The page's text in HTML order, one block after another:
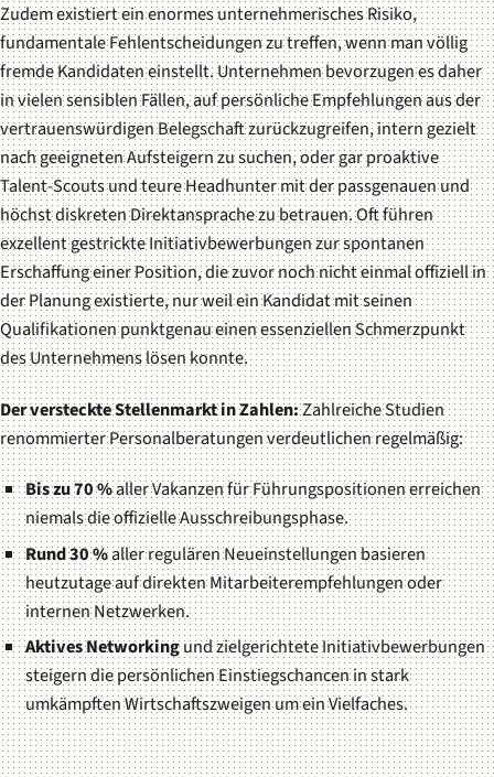
Zudem existiert ein enormes unternehmerisches Risiko,
fundamentale Fehlentscheidungen zu treffen, wenn man völlig
fremde Kandidaten einstellt. Unternehmen bevorzugen es daher
in vielen sensiblen Fällen, auf persönliche Empfehlungen aus der
vertrauenswürdigen Belegschaft zurückzugreifen, intern gezielt
nach geeigneten Aufsteigern zu suchen, oder gar proaktive
Talent-Scouts und teure Headhunter mit der passgenauen und
höchst diskreten Direktansprache zu betrauen. Oft führen
exzellent gestrickte Initiativbewerbungen zur spontanen
Erschaffung einer Position, die zuvor noch nicht einmal offiziell in
der Planung existierte, nur weil ein Kandidat mit seinen
Qualifikationen punktgenau einen essenziellen Schmerzpunkt
des Unternehmens lösen konnte.
Der versteckte Stellenmarkt in Zahlen:Zahlreiche Studien
renommierter Personalberatungen verdeutlichen regelmäßig:
Bis zu 70 %aller Vakanzen für Führungspositionen erreichen
niemals die offizielle Ausschreibungsphase.
Rund 30 %aller regulären Neueinstellungen basieren
heutzutage auf direkten Mitarbeiterempfehlungen oder
internen Netzwerken.
Aktives Networkingund zielgerichtete Initiativbewerbungen
steigern die persönlichen Einstiegschancen in stark
umkämpften Wirtschaftszweigen um ein Vielfaches.